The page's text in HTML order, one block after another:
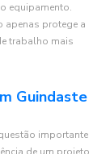
equipamento.
apenas protege a
trabalho mais
Guindaste
importante